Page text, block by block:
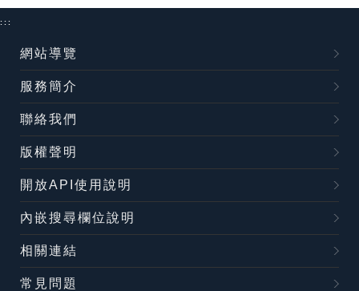
:::
網站導覽
服務簡介
聯絡我們
版權聲明
開放API使用說明
內嵌搜尋欄位說明
相關連結
常見問題